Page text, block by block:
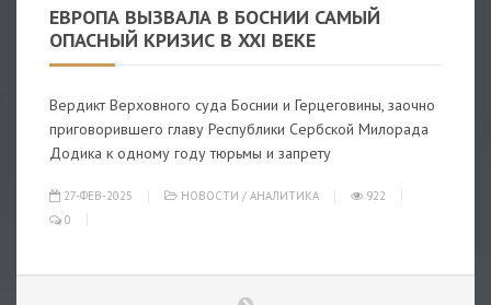
ЕВРОПА ВЫЗВАЛА В БОСНИИ САМЫЙ
ОПАСНЫЙ КРИЗИС В XXI ВЕКЕ
Вердикт Верховного суда Боснии и Герцеговины, заочно
приговорившего главу Республики Сербской Милорада
Додика к одному году тюрьмы и запрету
27-ФЕВ-2025 НОВОСТИ / АНАЛИТИКА
922
0